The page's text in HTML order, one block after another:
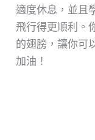
適度休息，並且
飛行得更順利。
的翅膀，讓你可
加油！